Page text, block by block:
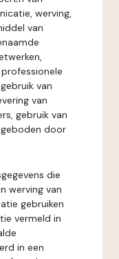
werving,
van
van
van
gebruik van
door
die
werving van
gebruiken
vermeld in
in een